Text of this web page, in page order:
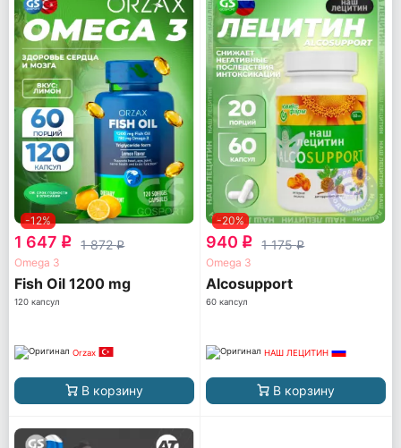
-12%
1 647 q 1 872q
Omega 3
Fish Oil 1200 mg
120 капсул
Orzax
В корзину
-20%
940 q 1 175q
Omega 3
Alcosupport
60 капсул
НАШ ЛЕЦИТИН
В корзину